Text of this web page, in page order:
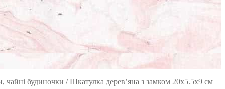
чайні будиночки /Шкатулка дерев’яна з замком 20х5.5х9 см